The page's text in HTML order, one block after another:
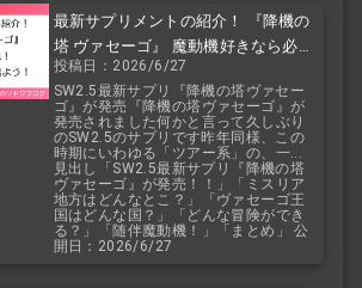
最新サプリメントの紹介！ 『降機の
塔 ヴァセーゴ』 魔動機好きなら必
見！ 随伴魔動機と旅に出よう！
投稿日：2026/6/27
SW2.5最新サプリ『降機の塔ヴァセー
ゴ』が発売『降機の塔ヴァセーゴ』が
発売されました何かと言って久しぶり
のSW2.5のサプリです昨年同様、この
時期にいわゆる「ツアー系」の、一...
見出し「SW2.5最新サプリ『降機の塔
ヴァセーゴ』が発売！！」「ミスリア
地方はどんなとこ？」「ヴァセーゴ王
国はどんな国？」「どんな冒険ができ
る？」「随伴魔動機！」「まとめ」 公
開日：2026/6/27